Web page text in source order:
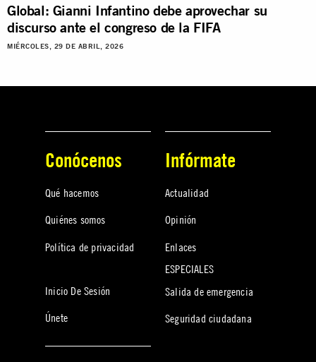
Global: Gianni Infantino debe aprovechar su
discurso ante el congreso de la FIFA
MIÉRCOLES, 29 DE ABRIL, 2026
Conócenos
Qué hacemos
Quiénes somos
Política de privacidad
Inicio De Sesión
Únete
Infórmate
Actualidad
Opinión
Enlaces
ESPECIALES
Salida de emergencia
Seguridad ciudadana